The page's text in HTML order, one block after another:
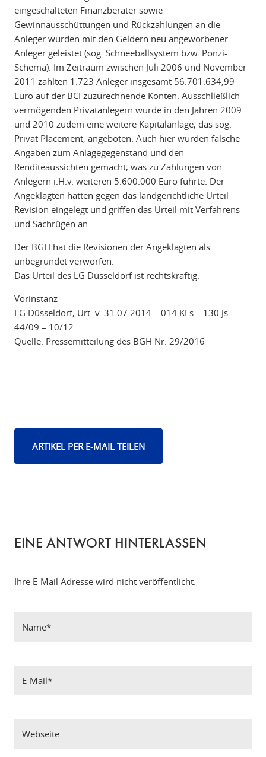
eingeschalteten Finanzberater sowie
Gewinnausschüttungen und Rückzahlungen an die
Anleger wurden mit den Geldern neu angeworbener
Anleger geleistet (sog. Schneeballsystem bzw. Ponzi-
Schema). Im Zeitraum zwischen Juli 2006 und November
2011 zahlten 1.723 Anleger insgesamt 56.701.634,99
Euro auf der BCI zuzurechnende Konten. Ausschließlich
vermögenden Privatanlegern wurde in den Jahren 2009
und 2010 zudem eine weitere Kapitalanlage, das sog.
Privat Placement, angeboten. Auch hier wurden falsche
Angaben zum Anlagegegenstand und den
Renditeaussichten gemacht, was zu Zahlungen von
Anlegern i.H.v. weiteren 5.600.000 Euro führte. Der
Angeklagten hatten gegen das landgerichtliche Urteil
Revision eingelegt und griffen das Urteil mit Verfahrens-
und Sachrügen an.
Der BGH hat die Revisionen der Angeklagten als
unbegründet verworfen.
Das Urteil des LG Düsseldorf ist rechtskräftig.
Vorinstanz
LG Düsseldorf, Urt. v. 31.07.2014 – 014 KLs – 130 Js
44/09 – 10/12
Quelle: Pressemitteilung des BGH Nr. 29/2016
ARTIKEL PER E-MAIL TEILEN
EINE ANTWORT HINTERLASSEN
Ihre E-Mail Adresse wird nicht veröffentlicht.